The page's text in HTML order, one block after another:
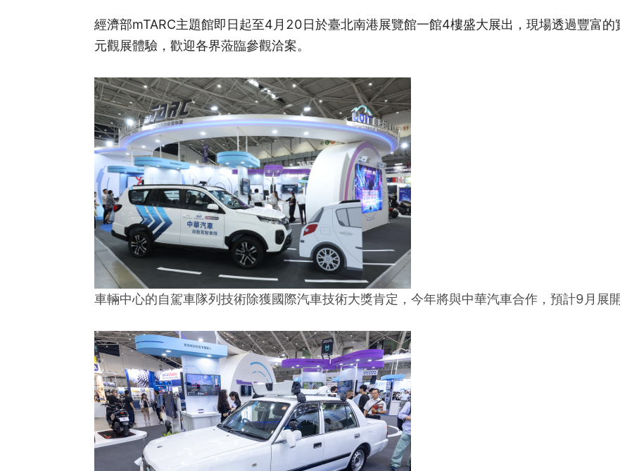
經濟部mTARC主題館即日起至4月20日於臺北南港展覽館一館4樓盛大展出，現場透過豐富
元觀展體驗，歡迎各界蒞臨參觀洽案。
車輛中心的自駕車隊列技術除獲國際汽車技術大獎肯定，今年將與中華汽車合作，預計9月展